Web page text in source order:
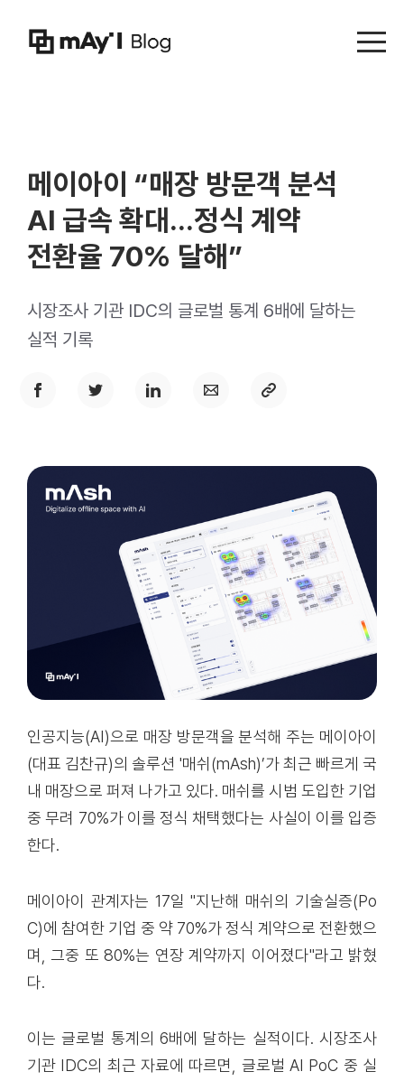
Menu
메이아이 “매장 방문객 분석
AI 급속 확대...정식 계약
전환율 70% 달해”
시장조사 기관 IDC의 글로벌 통계 6배에 달하는
실적 기록
인공지능(AI)으로 매장 방문객을 분석해 주는 메이아이
(대표 김찬규)의 솔루션 '매쉬(mAsh)’가 최근 빠르게 국
내 매장으로 퍼져 나가고 있다. 매쉬를 시범 도입한 기업
중 무려 70%가 이를 정식 채택했다는 사실이 이를 입증
한다.
메이아이 관계자는 17일 "지난해 매쉬의 기술실증(Po
C)에 참여한 기업 중 약 70%가 정식 계약으로 전환했으
며, 그중 또 80%는 연장 계약까지 이어졌다"라고 밝혔
다.
이는 글로벌 통계의 6배에 달하는 실적이다. 시장조사
기관 IDC의 최근 자료에 따르면, 글로벌 AI PoC 중 실